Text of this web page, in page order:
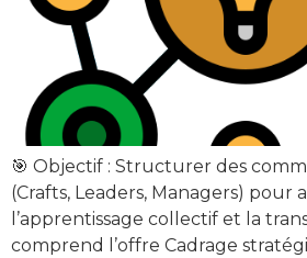
🎯 Objectif : Structurer des
(Crafts, Leaders, Managers) pour
l’apprentissage collectif et la
comprend l’offre Cadrage